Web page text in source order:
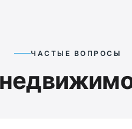
ЧАСТЫЕ ВОПРОСЫ